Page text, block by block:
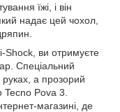
їжі, і він
надає цей чохол,
ви отримуєте
Спеціальний
руках, а прозорий
Tecno Pova 3.
магазині, де